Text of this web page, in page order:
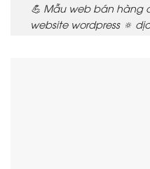
💪 Mẫu web bán hàng
website wordpress 🔅